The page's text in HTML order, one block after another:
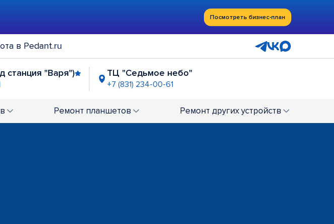
Посмотреть бизнес-план
в Pedant.ru
станция "Варя") ТЦ "Седьмое небо"
+7 (831) 234-00-61
+7 (831) 238-96-13 +7 (831) 234-00-62
Ремонт планшетов Ремонт других устройств